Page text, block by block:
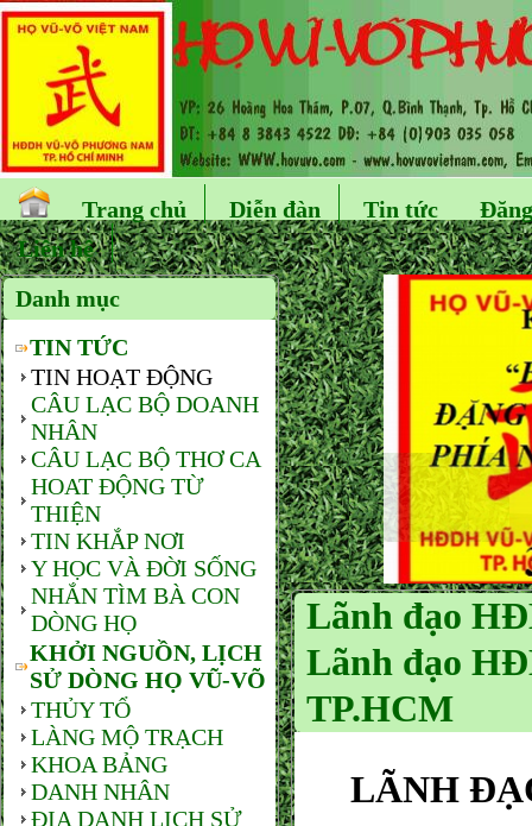
Trang chủ Diễn đàn Tin tức
Liên hệ
Danh mục
TIN TỨC
TIN HOẠT ĐỘNG
CÂU LẠC BỘ DOANH
NHÂN
CÂU LẠC BỘ THƠ CA
HOAT ĐỘNG TỪ
THIỆN
TIN KHẮP NƠI
Y HỌC VÀ ĐỜI SỐNG
NHẮN TÌM BÀ CON
DÒNG HỌ
KHỞI NGUỒN, LỊCH
SỬ DÒNG HỌ VŨ-VÕ
THỦY TỔ
LÀNG MỘ TRẠCH
KHOA BẢNG
DANH NHÂN
ĐỊA DANH LỊCH SỬ
Lãnh đạo
Lãnh đạo
TP.HCM
LÃNH